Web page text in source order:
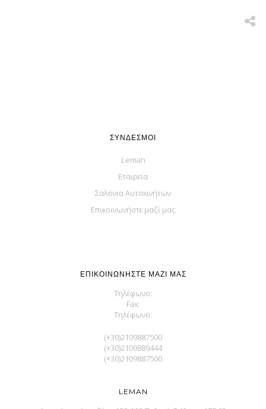
ΣΎΝΔΕΣΜΟΙ
Leman
Εταιρεία
Σαλόνια Αυτοκινήτων
Επικοινωνήστε μαζί μας
ΕΠΙΚΟΙΝΩΝΉΣΤΕ ΜΑΖΊ ΜΑΣ
Τηλέφωνο:
Fax:
Τηλέφωνο:
(+30)2109887500
(+30)2109889444
(+30)2109887500
LEMAN